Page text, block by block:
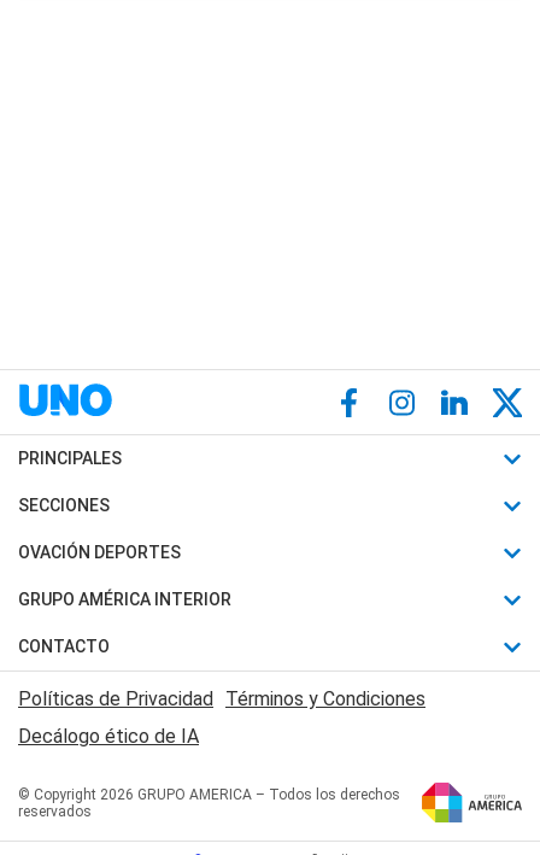
PRINCIPALES
Últimas Noticias
Política
Judiciales
Economia
SECCIONES
Horóscopo
Motores
Trucos caseros
Series y Películas
Edictos y Solicitadas
OVACIÓN DEPORTES
Fútbol
Mundial
Automovilismo
Rugby
Básquet
GRUPO AMÉRICA INTERIOR
Canal 7 en Vivo
San Juan 8
CONTACTO
Acerca de Nosotros
Contactanos
Políticas de Privacidad Términos y Condiciones
Decálogo ético de IA
© Copyright 2026 GRUPO AMERICA – Todos los derechos
reservados